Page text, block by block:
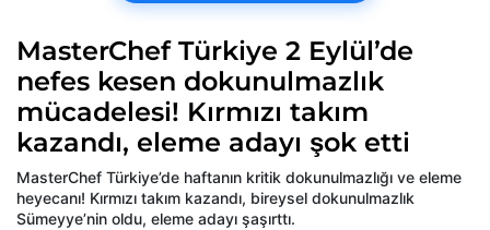
MasterChef Türkiye 2 Eylül’de
nefes kesen dokunulmazlık
mücadelesi! Kırmızı takım
kazandı, eleme adayı şok etti
MasterChef Türkiye’de haftanın kritik dokunulmazlığı ve eleme
heyecanı! Kırmızı takım kazandı, bireysel dokunulmazlık
Sümeyye’nin oldu, eleme adayı şaşırttı.